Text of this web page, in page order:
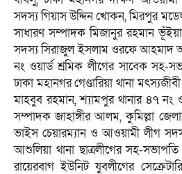
সদস্য গিয়াস উদ্দিন খোকন, মিরপুর
সাধারণ সম্পাদক মিজানুর রহমান
সদস্য সিরাজুল ইসলাম ওরফে আহমাদ
নং ওয়ার্ড শ্রমিক লীগের সাবেক সহ-
ঢাকা মহানগর গেণ্ডারিয়া থানা
মাহবুব রহমান, শ্যামপুর থানার ৪৭ নং
সম্পাদক জাহাঙ্গীর আলম, কুমিল্লা
ভাইস চেয়ারম্যান ও আওয়ামী লীগ
আশুলিয়া থানা ছাত্রলীগের সহ-
রায়েরবাগ ইউনিট যুবলীগের